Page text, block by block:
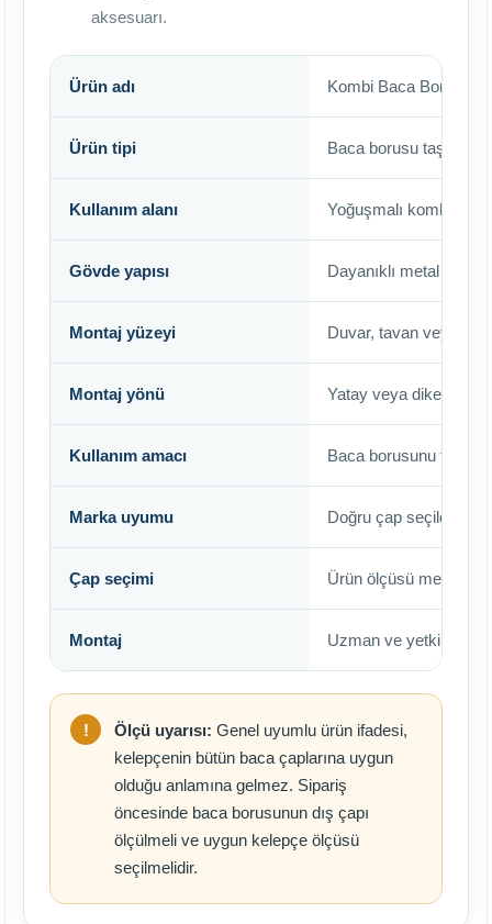
aksesuarı.
Ürün adı Kombi Baca Boru
Ürün tipi Baca borusu taşıma
Kullanım alanı Yoğuşmalı kombi
Gövde yapısı Dayanıklı metal yapı
Montaj yüzeyi Duvar, tavan veya
Montaj yönü Yatay veya dikey baca
Kullanım amacı Baca borusunu
Marka uyumu Doğru çap
Çap seçimi Ürün ölçüsü mevcut
Montaj Uzman ve yetkili kişiler
Ölçü uyarısı: Genel uyumlu ürün ifadesi,
kelepçenin bütün baca çaplarına uygun
olduğu anlamına gelmez. Sipariş
öncesinde baca borusunun dış çapı
ölçülmeli ve uygun kelepçe ölçüsü
seçilmelidir.